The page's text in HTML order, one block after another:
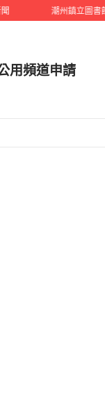
潮州鎮立圖書館
用頻道申請